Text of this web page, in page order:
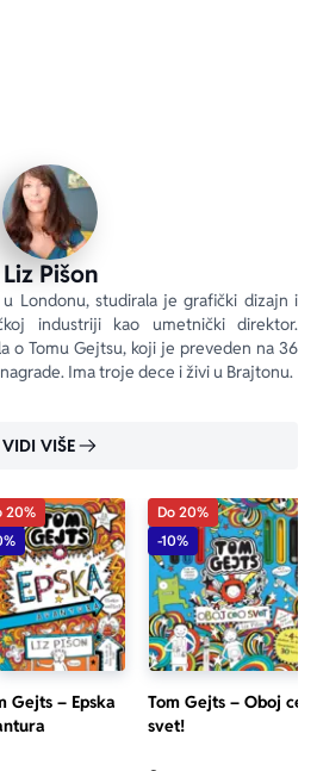
Liz Pišon
Londonu, studirala je grafički dizajn i
industriji kao umetnički direktor.
o Tomu Gejtsu, koji je preveden na 36
Ima troje dece i živi u Brajtonu.
VIDI VIŠE
20%
Gejts – Epska
Do 20%
-10%
Tom Gejts – Oboj ceo
svet!